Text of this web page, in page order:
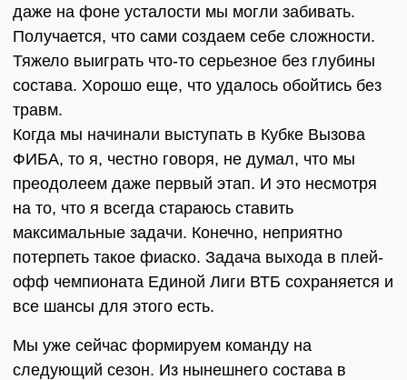
даже на фоне усталости мы могли забивать.
Получается, что сами создаем себе сложности.
Тяжело выиграть что-то серьезное без глубины
состава. Хорошо еще, что удалось обойтись без
травм.
Когда мы начинали выступать в Кубке Вызова
ФИБА, то я, честно говоря, не думал, что мы
преодолеем даже первый этап. И это несмотря
на то, что я всегда стараюсь ставить
максимальные задачи. Конечно, неприятно
потерпеть такое фиаско. Задача выхода в плей-
офф чемпионата Единой Лиги ВТБ сохраняется и
все шансы для этого есть.
Мы уже сейчас формируем команду на
следующий сезон. Из нынешнего состава в